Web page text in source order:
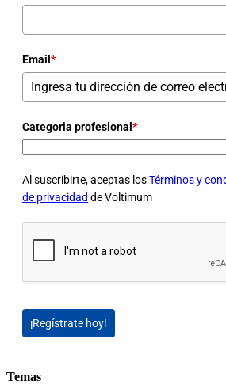
Email *
Categoria profesional *
Al suscribirte, aceptas losTérminos y
de privacidad de Voltimum
¡Regístrate hoy!
Temas